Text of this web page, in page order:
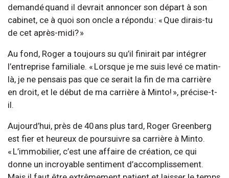
demandé quand il devrait annoncer son départ à son
cabinet, ce à quoi son oncle a répondu : « Que dirais-tu
de cet après-midi? »
Au fond, Roger a toujours su qu’il finirait par intégrer
l’entreprise familiale. « Lorsque je me suis levé ce matin-
là, je ne pensais pas que ce serait la fin de ma carrière
en droit, et le début de ma carrière à Minto! », précise-t-
il.
Aujourd’hui, près de 40 ans plus tard, Roger Greenberg
est fier et heureux de poursuivre sa carrière à Minto.
« L’immobilier, c’est une affaire de création, ce qui
donne un incroyable sentiment d’accomplissement.